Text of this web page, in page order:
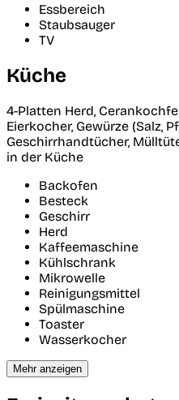
Essbereich
Staubsauger
TV
Küche
4-Platten Herd,
Eierkocher, Gewürze (Salz,
Geschirrhandtücher,
in der Küche
Backofen
Besteck
Geschirr
Herd
Kaffeemaschine
Kühlschrank
Mikrowelle
Reinigungsmittel
Spülmaschine
Toaster
Wasserkocher
Mehr anzeigen